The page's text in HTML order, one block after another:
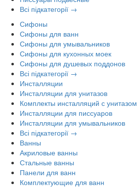
Всі підкатегорії →
Сифоны
Сифоны для ванн
Сифоны для умывальников
Сифоны для кухонных моек
Сифоны для душевых поддонов
Всі підкатегорії →
Инсталляции
Инсталляции для унитазов
Комплекты инсталляций с унитазом
Инсталляции для писсуаров
Инсталляции для умывальников
Всі підкатегорії →
Ванны
Акриловые ванны
Стальные ванны
Панели для ванн
Комплектующие для ванн